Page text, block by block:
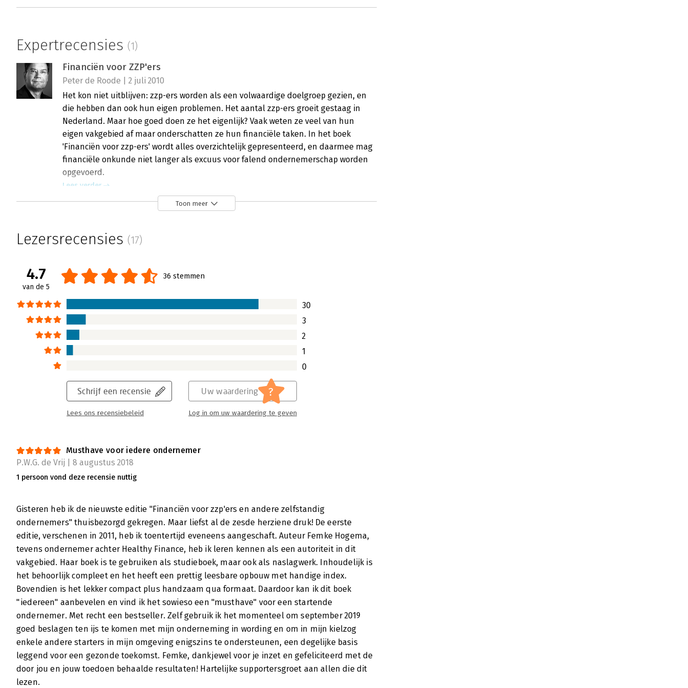
Expertrecensies (1)
Financiën voor ZZP'ers
Peter de Roode | 2 juli 2010
Het kon niet uitblijven: zzp-ers worden als een volwaardige doelgroep gezien, en
die hebben dan ook hun eigen problemen. Het aantal zzp-ers groeit gestaag in
Nederland. Maar hoe goed doen ze het eigenlijk? Vaak weten ze veel van hun
eigen vakgebied af maar onderschatten ze hun financiële taken. In het boek
'Financiën voor zzp-ers' wordt alles overzichtelijk gepresenteerd, en daarmee mag
financiële onkunde niet langer als excuus voor falend ondernemerschap worden
opgevoerd.
Lees verder
Toon meer
Lezersrecensies (17)
4.7
van de 5
36 stemmen
30
3
2
1
0
Schrijf een recensie
Lees ons recensiebeleid
Uw waardering ?
Log in om uw waardering te geven
Musthave voor iedere ondernemer
P.W.G. de Vrij | 8 augustus 2018
1 persoon vond deze recensie nuttig
Gisteren heb ik de nieuwste editie "Financiën voor zzp'ers en andere zelfstandig
ondernemers" thuisbezorgd gekregen. Maar liefst al de zesde herziene druk! De eerste
editie, verschenen in 2011, heb ik toentertijd eveneens aangeschaft. Auteur Femke Hogema,
tevens ondernemer achter Healthy Finance, heb ik leren kennen als een autoriteit in dit
vakgebied. Haar boek is te gebruiken als studieboek, maar ook als naslagwerk. Inhoudelijk is
het behoorlijk compleet en het heeft een prettig leesbare opbouw met handige index.
Bovendien is het lekker compact plus handzaam qua formaat. Daardoor kan ik dit boek
"iedereen" aanbevelen en vind ik het sowieso een "musthave" voor een startende
ondernemer. Met recht een bestseller. Zelf gebruik ik het momenteel om september 2019
goed beslagen ten ijs te komen met mijn onderneming in wording en om in mijn kielzog
enkele andere starters in mijn omgeving enigszins te ondersteunen, een degelijke basis
leggend voor een gezonde toekomst. Femke, dankjewel voor je inzet en gefeliciteerd met de
door jou en jouw toedoen behaalde resultaten! Hartelijke supportersgroet aan allen die dit
lezen.